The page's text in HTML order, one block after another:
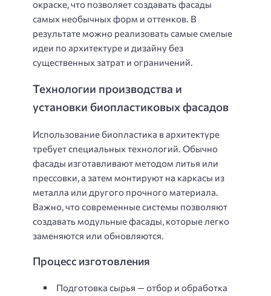
окраске, что позволяет создавать фасады
самых необычных форм и оттенков. В
результате можно реализовать самые смелые
идеи по архитектуре и дизайну без
существенных затрат и ограничений.
Технологии производства и
установки биопластиковых фасадов
Использование биопластика в архитектуре
требует специальных технологий. Обычно
фасады изготавливают методом литья или
прессовки, а затем монтируют на каркасы из
металла или другого прочного материала.
Важно, что современные системы позволяют
создавать модульные фасады, которые легко
заменяются или обновляются.
Процесс изготовления
Подготовка сырья — отбор и обработка